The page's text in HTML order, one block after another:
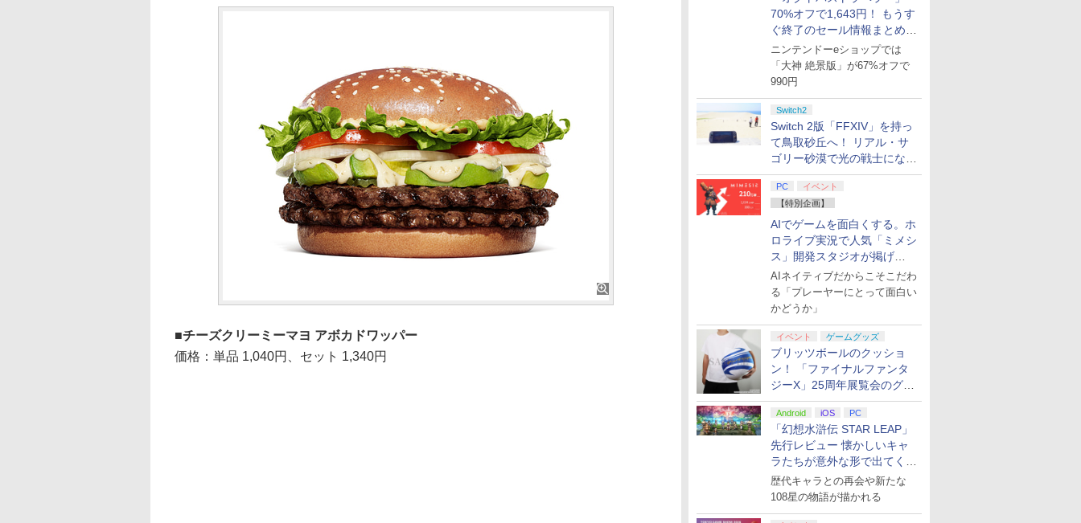
70%オフで1,643円！ もうす
ぐ終了のセール情報まとめ
【8月8日更新】
ニンテンドーeショップでは
「大神 絶景版」が67%オフで
990円
Switch2
Switch 2版「FFXIV」を持っ
て鳥取砂丘へ！ リアル・サ
ゴリー砂漠で光の戦士になっ
てみた
PC
イベント
【特別企画】
AIでゲームを面白くする。ホ
ロライブ実況で人気「ミメシ
ス」開発スタジオが掲げ
る“AI活用の信念”とは？【講
演レポート】
AIネイティブだからこそこだわ
る「プレーヤーにとって面白い
かどうか」
イベント ゲームグッズ
ブリッツボールのクッショ
ン！ 「ファイナルファンタ
ジーX」25周年展覧会のグッ
ズ情報が公開
Android iOS PC
「幻想水滸伝 STAR LEAP」
先行レビュー 懐かしいキャ
ラたちが意外な形で出てくる
シリーズ完全新作！
歴代キャラとの再会や新たな
108星の物語が描かれる
チーズクリーミーマヨ アボカドワッパー
価格：単品 1,040円、セット 1,340円